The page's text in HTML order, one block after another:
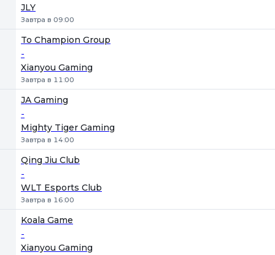
JLY
Завтра в 09:00
To Champion Group
-
Xianyou Gaming
Завтра в 11:00
JA Gaming
-
Mighty Tiger Gaming
Завтра в 14:00
Qing Jiu Club
-
WLT Esports Club
Завтра в 16:00
Koala Game
-
Xianyou Gaming